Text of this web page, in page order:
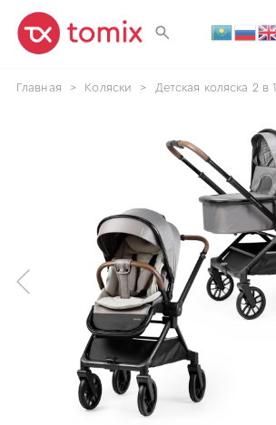
Главная > Коляски > Детская коляска 2 в 1